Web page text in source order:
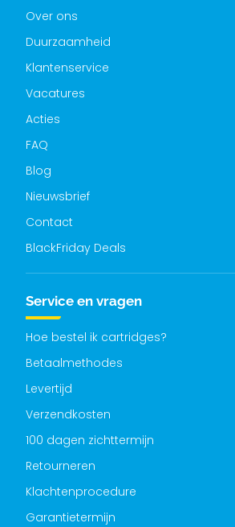
Over ons
Duurzaamheid
Klantenservice
Vacatures
Acties
FAQ
Blog
Nieuwsbrief
Contact
BlackFriday Deals
Service en vragen
Hoe bestel ik cartridges?
Betaalmethodes
Levertijd
Verzendkosten
100 dagen zichttermijn
Retourneren
Klachtenprocedure
Garantietermijn